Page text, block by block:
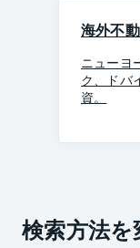
海外不
ニューヨ
ク、ドバ
資。
検索方法を